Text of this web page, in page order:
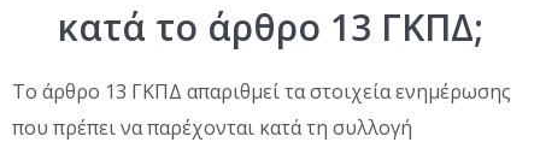
κατά το άρθρο 13 ΓΚΠΔ;
Το άρθρο 13 ΓΚΠΔ απαριθμεί τα στοιχεία ενημέρωσης
που πρέπει να παρέχονται κατά τη συλλογή